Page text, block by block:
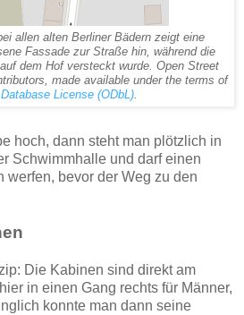
allen alten Berliner Bädern zeigt eine
Fassade zur Straße hin, während die
dem Hof versteckt wurde. Open Street
made available under the terms of
License (ODbL).
hoch, dann steht man plötzlich in
Schwimmhalle und darf einen
werfen, bevor der Weg zu den
Die Kabinen sind direkt am
in einen Gang rechts für Männer,
konnte man dann seine